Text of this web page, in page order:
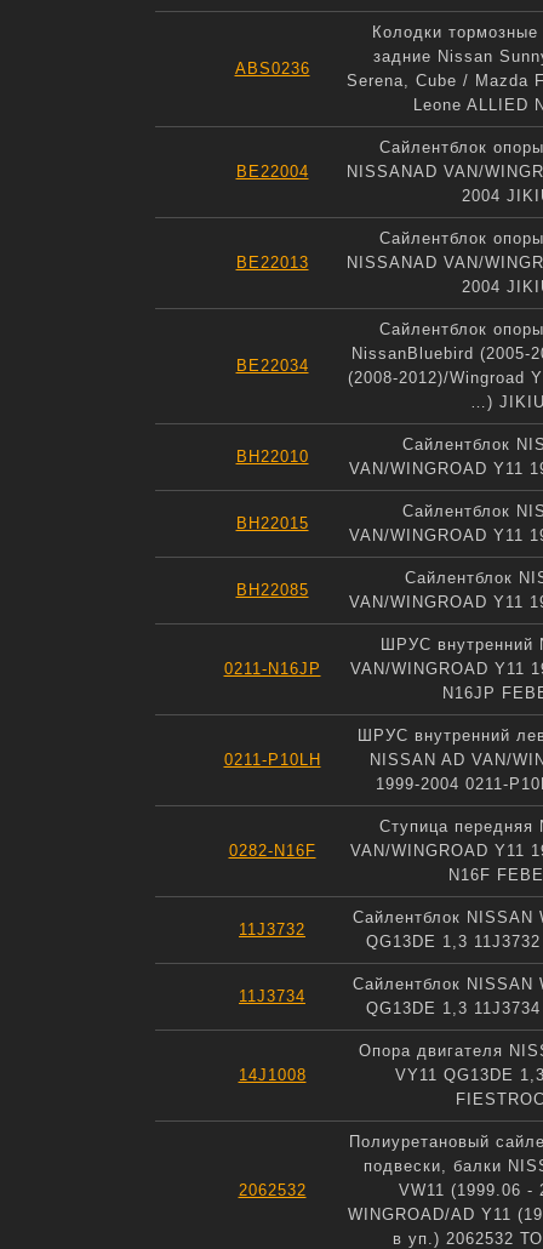
ABS0236
Колодки
задние Nissan
Serena, Cube / Mazda
Leone ALLIED
BE22004
Сайлентблок
NISSANAD VAN/
2004
BE22013
Сайлентблок
NISSANAD VAN/
2004
BE22034
Сайлентблок
NissanBluebird (2005-
(2008-2012)/Wingroad
…)
BH22010
Сайлентблок
VAN/WINGROAD Y11
BH22015
Сайлентблок
VAN/WINGROAD Y11
BH22085
Сайлентблок
VAN/WINGROAD Y11
0211-N16JP
ШРУС внутренний
VAN/WINGROAD Y11
N16JP
0211-P10LH
ШРУС внутренний
NISSAN AD VAN/
1999-2004 0211-
0282-N16F
Ступица передняя
VAN/WINGROAD Y11
N16F
11J3732
Сайлентблок NISSAN
QG13DE 1,3
11J3734
Сайлентблок NISSAN
QG13DE 1,3
14J1008
Опора двигателя
VY11 QG13DE
2062532
Полиуретановый
подвески, балки
VW11 (1999.06 -
WINGROAD/AD Y11
в уп.) 2062532